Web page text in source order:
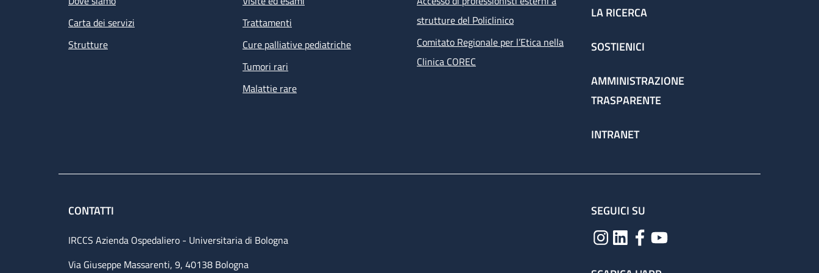
visita infettivologica
visita nefrologica
counselling psicologico
esami ematochimici, esami microbiologici su feci, urine, espettorato
tampone anale per PAP test e ricerca HPV
ECG
dei percorsi dell’ambulatorio sono prenotate direttamente dal servizio attraverso il percorso
Carta dei servizi
Strutture
Trattamenti
Cure palliative pediatriche
Tumori rari
Malattie rare
strutture del Policlinico
Comitato Regionale per l’Etica nella
Clinica COREC
LA RICERCA
SOSTIENICI
AMMINISTRAZIONE
TRASPARENTE
INTRANET
CONTATTI
IRCCS Azienda Ospedaliero - Universitaria di Bologna
Via Giuseppe Massarenti, 9, 40138 Bologna
SEGUICI SU